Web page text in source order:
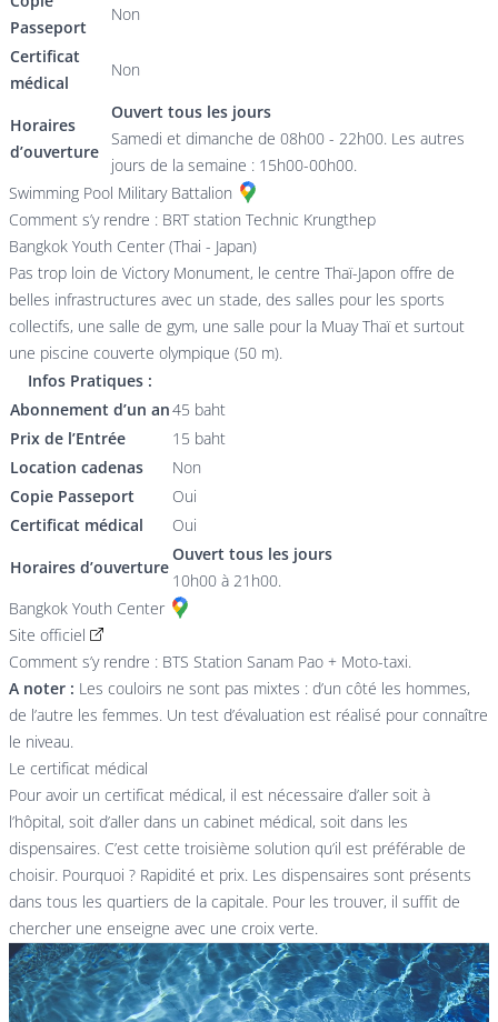
Passeport
Non
Certificat
médical
Non
Horaires
d’ouverture
Ouvert tous les jours
Samedi et dimanche de 08h00 - 22h00. Les autres
jours de la semaine : 15h00-00h00.
Swimming Pool Military Battalion
Comment s’y rendre : BRT station Technic Krungthep
Bangkok Youth Center (Thai - Japan)
Pas trop loin de Victory Monument, le centre Thaï-Japon offre de
belles infrastructures avec un stade, des salles pour les sports
collectifs, une salle de gym, une salle pour la Muay Thaï et surtout
une piscine couverte olympique (50 m).
Infos Pratiques :
Abonnement d’un an45 baht
Prix de l’Entrée
15 baht
Location cadenas
Non
Copie Passeport
Oui
Certificat médical
Oui
Horaires d’ouverture
Ouvert tous les jours
10h00 à 21h00.
Bangkok Youth Center
Site officiel
Comment s’y rendre : BTS Station Sanam Pao + Moto-taxi.
A noter : Les couloirs ne sont pas mixtes : d’un côté les hommes,
de l’autre les femmes. Un test d’évaluation est réalisé pour connaître
le niveau.
Le certificat médical
Pour avoir un certificat médical, il est nécessaire d’aller soit à
l’hôpital, soit d’aller dans un cabinet médical, soit dans les
dispensaires. C’est cette troisième solution qu’il est préférable de
choisir. Pourquoi ? Rapidité et prix. Les dispensaires sont présents
dans tous les quartiers de la capitale. Pour les trouver, il suffit de
chercher une enseigne avec une croix verte.